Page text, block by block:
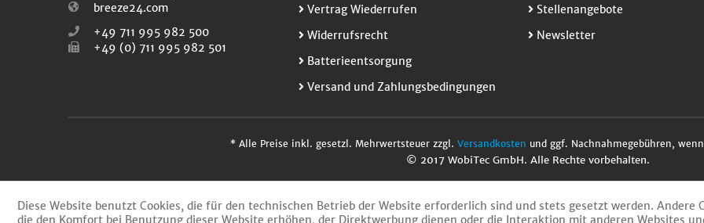
breeze24.com
+49 711 995 982 500
+49 (0) 711 995 982 501
Vertrag Wiederrufen
Widerrufsrecht
Batterieentsorgung
Versand und Zahlungsbedingungen
Stellenangebote
Newsletter
* Alle Preise inkl. gesetzl. Mehrwertsteuer zzgl. Versandkosten und ggf. Nachnahmegebühren,
© 2017 WobiTec GmbH. Alle Rechte vorbehalten.
Diese Website benutzt Cookies, die für den technischen Betrieb der Website erforderlich sind und stets gesetzt werden. Andere
die den Komfort bei Benutzung dieser Website erhöhen, der Direktwerbung dienen oder die Interaktion mit anderen Websites